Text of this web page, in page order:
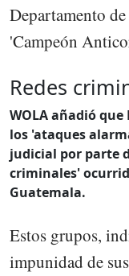
Departamento
'Campeón
Redes
WOLA añadió
los 'ataques
judicial por parte
criminales'
Guatemala.
Estos grupos,
impunidad de